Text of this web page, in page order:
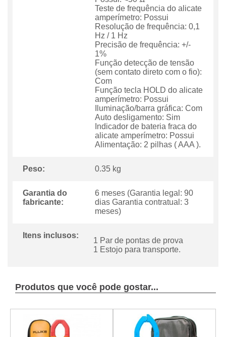
Teste de frequência do alicate
amperímetro: Possui
Resolução de frequência: 0,1
Hz / 1 Hz
Precisão de frequência: +/-
1%
Função detecção de tensão
(sem contato direto com o fio):
Com
Função tecla HOLD do alicate
amperímetro: Possui
Iluminação/barra gráfica: Com
Auto desligamento: Sim
Indicador de bateria fraca do
alicate amperímetro: Possui
Alimentação: 2 pilhas ( AAA ).
Peso: 0.35 kg
Garantia do
fabricante:
6 meses (Garantia legal: 90
dias Garantia contratual: 3
meses)
Itens inclusos:
1 Par de pontas de prova
1 Estojo para transporte.
Produtos que você pode gostar...